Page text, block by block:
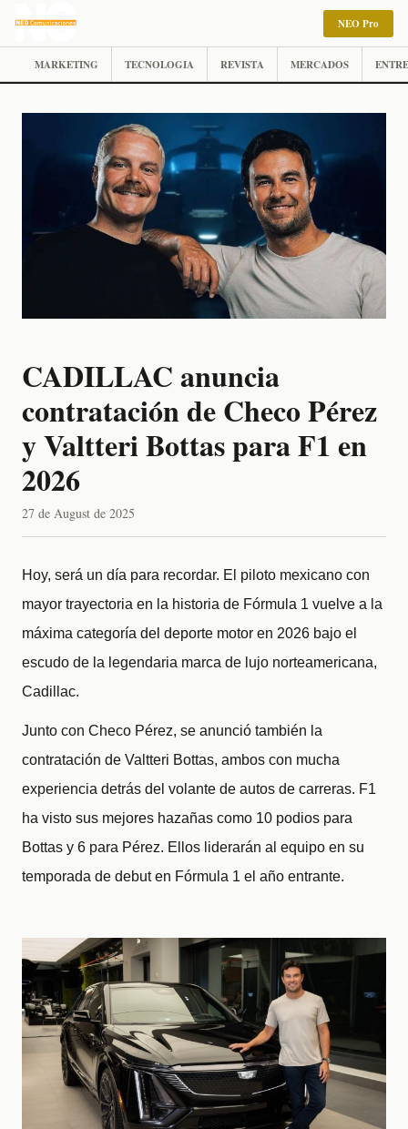
NEO Pro
MARKETING TECNOLOGIA REVISTA MERCADOS
CADILLAC anuncia
contratación de Checo Pérez
y Valtteri Bottas para F1 en
2026
27 de August de 2025
Hoy, será un día para recordar. El piloto mexicano con
mayor trayectoria en la historia de Fórmula 1 vuelve a la
máxima categoría del deporte motor en 2026 bajo el
escudo de la legendaria marca de lujo norteamericana,
Cadillac.
Junto con Checo Pérez, se anunció también la
contratación de Valtteri Bottas, ambos con mucha
experiencia detrás del volante de autos de carreras. F1
ha visto sus mejores hazañas como 10 podios para
Bottas y 6 para Pérez. Ellos liderarán al equipo en su
temporada de debut en Fórmula 1 el año entrante.